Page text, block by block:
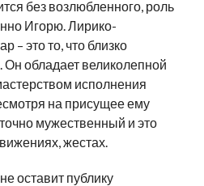
без возлюбленного, роль
Игорю. Лирико-
– это то, что близко
обладает великолепной
исполнения
на присущее ему
мужественный и это
жестах.
оставит публику